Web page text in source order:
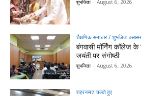
शुभजिता - August 6, 2026
शैक्षणिक समाचार / शुभजिता
बंगवासी मॉर्निंग कॉलेज के
जयंती पर संगोष्ठी
शुभजिता - August 6, 2026
शहरनामा/ चलते हुए